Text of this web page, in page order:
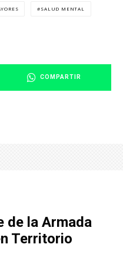
SALUD MENTAL
COMPARTIR
de la Armada
Territorio